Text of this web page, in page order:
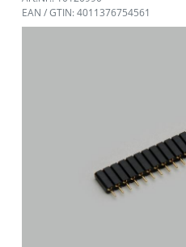
EAN / GTIN: 4011376754561